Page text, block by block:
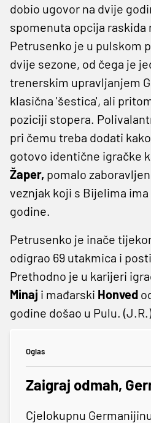
dobio ugovor na dvije
spomenuta opcija raskida
Petrusenko je u pulskom
dvije sezone, od čega je
trenerskim upravljanjem
klasična 'šestica', ali
poziciji stopera.
pri čemu treba dodati
gotovo identične igračke
Žaper, pomalo
veznjak koji s Bijelima
godine.
Petrusenko je inače
odigrao 69 utakmica i
Prethodno je u karijeri
Minaj i mađarski Honved
godine došao u Pulu. (J.R.)
Oglas
Zaigraj odmah,
Cjelokupnu